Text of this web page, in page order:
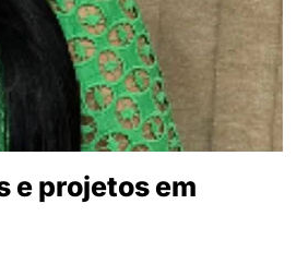
e projetos em